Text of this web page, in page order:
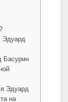
Эдуард
Басурин
Эдуард
на